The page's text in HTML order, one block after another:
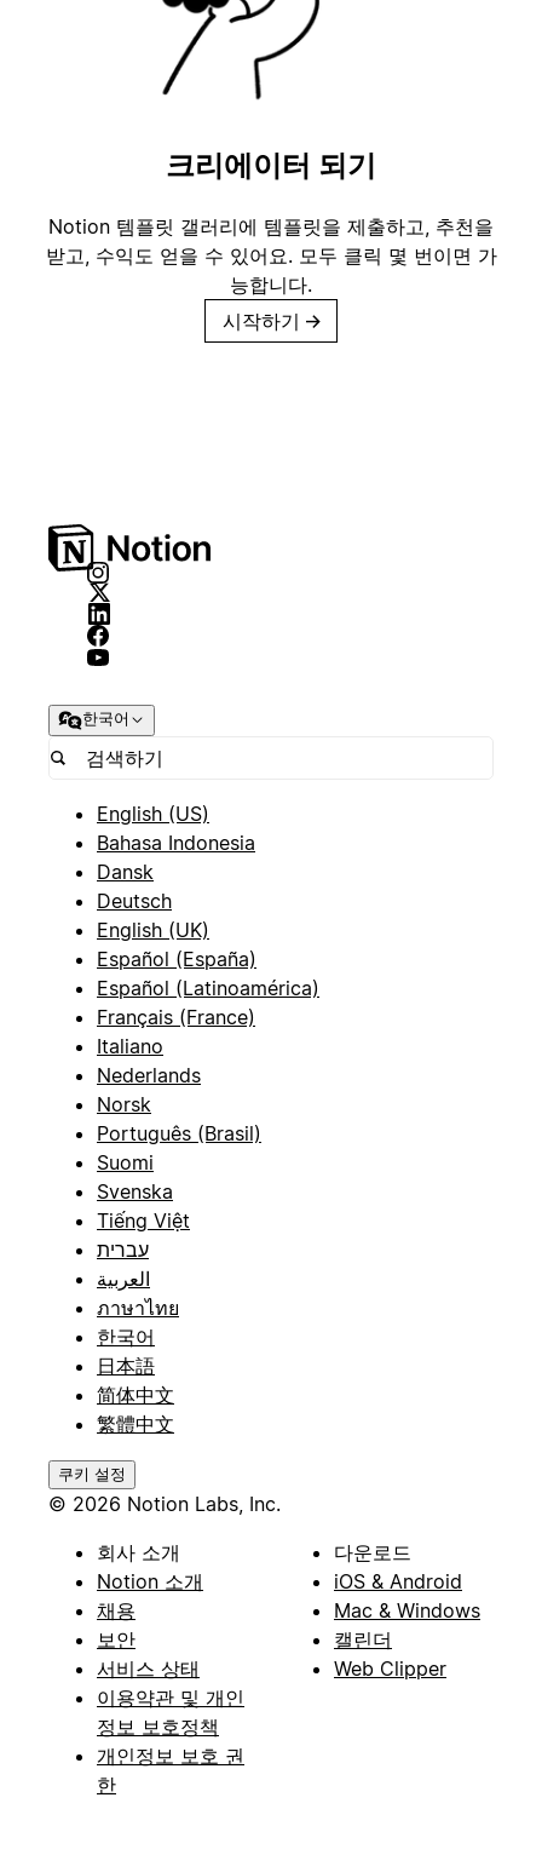
크리에이터 되기
Notion 템플릿 갤러리에 템플릿을 제출하고, 추천을
받고, 수익도 얻을 수 있어요. 모두 클릭 몇 번이면 가
능합니다.
시작하기 →
한국어
English (US)
Bahasa Indonesia
Dansk
Deutsch
English (UK)
Español (España)
Español (Latinoamérica)
Français (France)
Italiano
Nederlands
Norsk
Português (Brasil)
Suomi
Svenska
Tiếng Việt
עברית
العربية
ภาษาไทย
한국어
日本語
简体中文
繁體中文
쿠키 설정
© 2026 Notion Labs, Inc.
회사 소개
Notion 소개
채용
보안
서비스 상태
이용약관 및 개인
정보 보호정책
개인정보 보호 권
한
다운로드
iOS & Android
Mac & Windows
캘린더
Web Clipper